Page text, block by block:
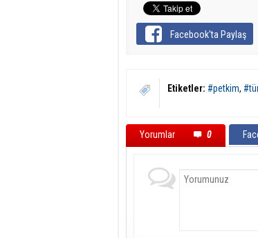
Facebook'ta Paylaş
Etiketler: #petkim,
Yorumlar 0